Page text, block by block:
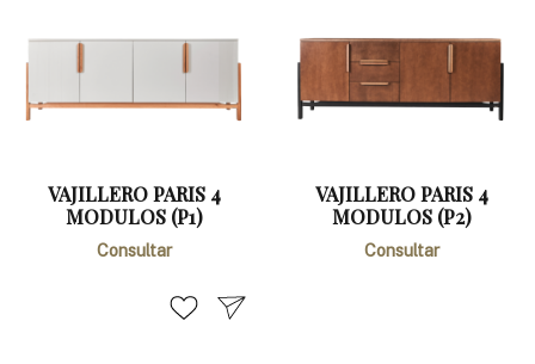
VAJILLERO PARIS 4
MODULOS (P1)
Consultar
VAJILLERO PARIS 4
MODULOS (P2)
Consultar